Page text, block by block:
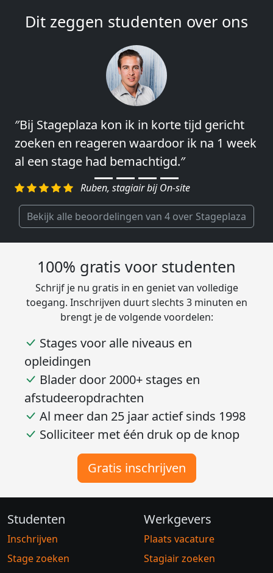
Dit zeggen studenten over ons
″Bij Stageplaza kon ik in korte tijd gericht
zoeken en reageren waardoor ik na 1 week
al een stage had bemachtigd.″
Ruben, stagiair bij On-site
″Vooral de snelheid en de betrokkenheid
van het regelen en contact leggen vond ik
erg goed.″
Charlotte, Market Segmentation
Researcher bij Genalice
Bekijk alle beoordelingen van 4 over Stageplaza
100% gratis voor studenten
Schrijf je nu gratis in en geniet van volledige
toegang. Inschrijven duurt slechts 3 minuten en
Stages voor alle niveaus en
opleidingen
Blader door 2000+ stages en
afstudeeropdrachten
Al meer dan 25 jaar actief sinds 1998
Gratis inschrijven
Studenten
Inschrijven
Werkgevers
Plaats vacature